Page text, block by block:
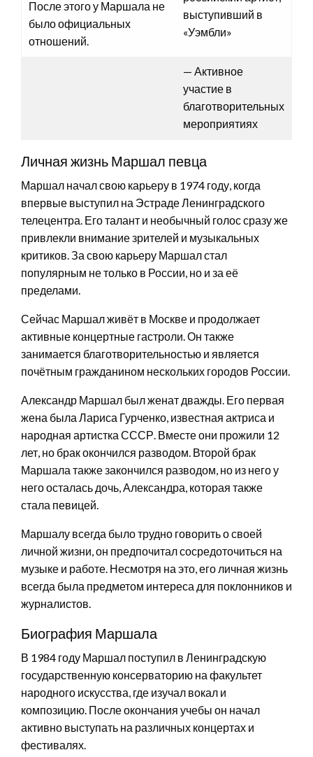
После этого у Маршала не
было официальных
отношений.
выступивший в
«Уэмбли»
— Активное
участие в
благотворительных
мероприятиях
Личная жизнь Маршал певца
Маршал начал свою карьеру в 1974 году, когда
впервые выступил на Эстраде Ленинградского
телецентра. Его талант и необычный голос сразу же
привлекли внимание зрителей и музыкальных
критиков. За свою карьеру Маршал стал
популярным не только в России, но и за её
пределами.
Сейчас Маршал живёт в Москве и продолжает
активные концертные гастроли. Он также
занимается благотворительностью и является
почётным гражданином нескольких городов России.
Александр Маршал был женат дважды. Его первая
жена была Лариса Гурченко, известная актриса и
народная артистка СССР. Вместе они прожили 12
лет, но брак окончился разводом. Второй брак
Маршала также закончился разводом, но из него у
него осталась дочь, Александра, которая также
стала певицей.
Маршалу всегда было трудно говорить о своей
личной жизни, он предпочитал сосредоточиться на
музыке и работе. Несмотря на это, его личная жизнь
всегда была предметом интереса для поклонников и
журналистов.
Биография Маршала
В 1984 году Маршал поступил в Ленинградскую
государственную консерваторию на факультет
народного искусства, где изучал вокал и
композицию. После окончания учебы он начал
активно выступать на различных концертах и
фестивалях.